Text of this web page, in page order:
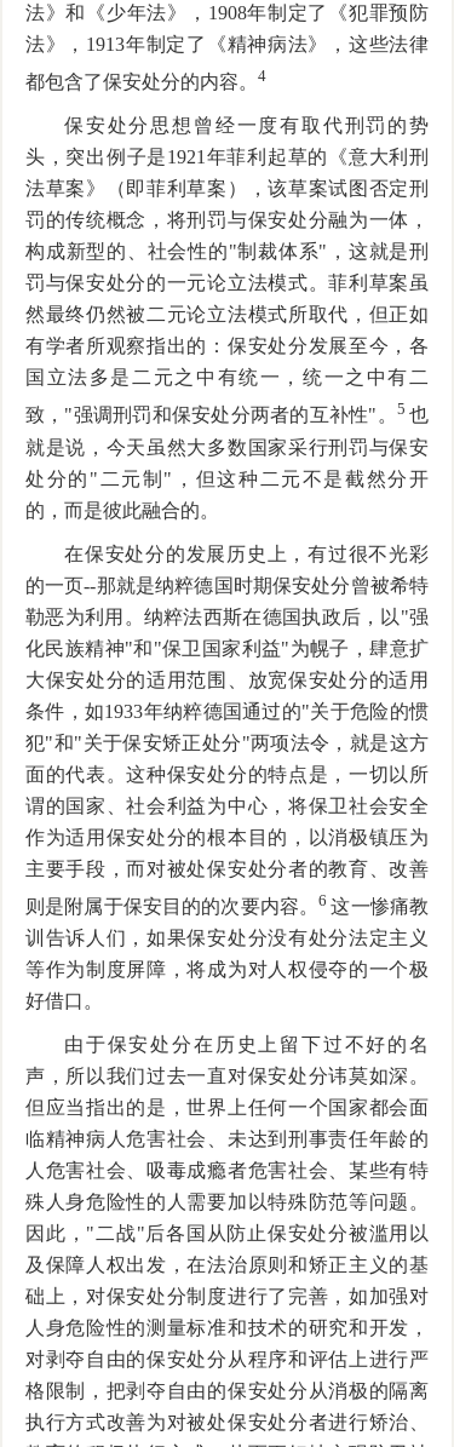
法》和《少年法》，1908年制定了《犯罪预防
法》，1913年制定了《精神病法》，这些法律
都包含了保安处分的内容。 4
保安处分思想曾经一度有取代刑罚的势
头，突出例子是1921年菲利起草的《意大利刑
法草案》（即菲利草案），该草案试图否定刑
罚的传统概念，将刑罚与保安处分融为一体，
构成新型的、社会性的"制裁体系"，这就是刑
罚与保安处分的一元论立法模式。菲利草案虽
然最终仍然被二元论立法模式所取代，但正如
有学者所观察指出的：保安处分发展至今，各
国立法多是二元之中有统一，统一之中有二
致，"强调刑罚和保安处分两者的互补性"。 5也
就是说，今天虽然大多数国家采行刑罚与保安
处分的"二元制"，但这种二元不是截然分开
的，而是彼此融合的。
在保安处分的发展历史上，有过很不光彩
的一页--那就是纳粹德国时期保安处分曾被希特
勒恶为利用。纳粹法西斯在德国执政后，以"强
化民族精神"和"保卫国家利益"为幌子，肆意扩
大保安处分的适用范围、放宽保安处分的适用
条件，如1933年纳粹德国通过的"关于危险的惯
犯"和"关于保安矫正处分"两项法令，就是这方
面的代表。这种保安处分的特点是，一切以所
谓的国家、社会利益为中心，将保卫社会安全
作为适用保安处分的根本目的，以消极镇压为
主要手段，而对被处保安处分者的教育、改善
则是附属于保安目的的次要内容。6 这一惨痛教
训告诉人们，如果保安处分没有处分法定主义
等作为制度屏障，将成为对人权侵夺的一个极
好借口。
由于保安处分在历史上留下过不好的名
声，所以我们过去一直对保安处分讳莫如深。
但应当指出的是，世界上任何一个国家都会面
临精神病人危害社会、未达到刑事责任年龄的
人危害社会、吸毒成瘾者危害社会、某些有特
殊人身危险性的人需要加以特殊防范等问题。
因此，"二战"后各国从防止保安处分被滥用以
及保障人权出发，在法治原则和矫正主义的基
础上，对保安处分制度进行了完善，如加强对
人身危险性的测量标准和技术的研究和开发，
对剥夺自由的保安处分从程序和评估上进行严
格限制，把剥夺自由的保安处分从消极的隔离
执行方式改善为对被处保安处分者进行矫治、